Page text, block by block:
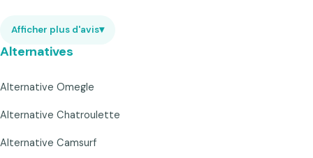
Afficher plus d'avis▾
Alternatives
Alternative Omegle
Alternative Chatroulette
Alternative Camsurf